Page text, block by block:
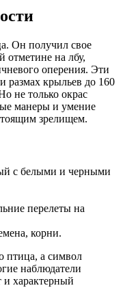
Он получил свое
отметине на лбу,
оперения. Эти
размах крыльев до 160
не только окрас
манеры и умение
зрелищем.
с белыми и черными
перелеты на
корни.
птица, а символ
наблюдатели
и характерный